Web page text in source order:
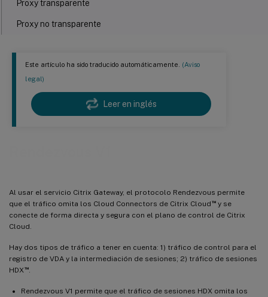
Este artículo ha sido traducido automáticamente. (Aviso
legal)
Leer en inglés
Al usar el servicio Citrix Gateway, el protocolo Rendezvous permite
que el tráfico omita los Cloud Connectors de Citrix Cloud ™y se
conecte de forma directa y segura con el plano de control de Citrix
Cloud.
Hay dos tipos de tráfico a tener en cuenta: 1) tráfico de control para el
registro de VDA y la intermediación de sesiones; 2) tráfico de sesiones
HDX ™.
Rendezvous V1 permite que el tráfico de sesiones HDX omita los
Proxy transparente
Proxy no transparente
Cómo funciona Rendezvous